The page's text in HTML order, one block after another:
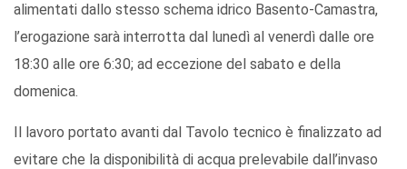
alimentati dallo stesso schema idrico Basento-Camastra,
l’erogazione sarà interrotta dal lunedì al venerdì dalle ore
18:30 alle ore 6:30; ad eccezione del sabato e della
domenica.
Il lavoro portato avanti dal Tavolo tecnico è finalizzato ad
evitare che la disponibilità di acqua prelevabile dall’invaso